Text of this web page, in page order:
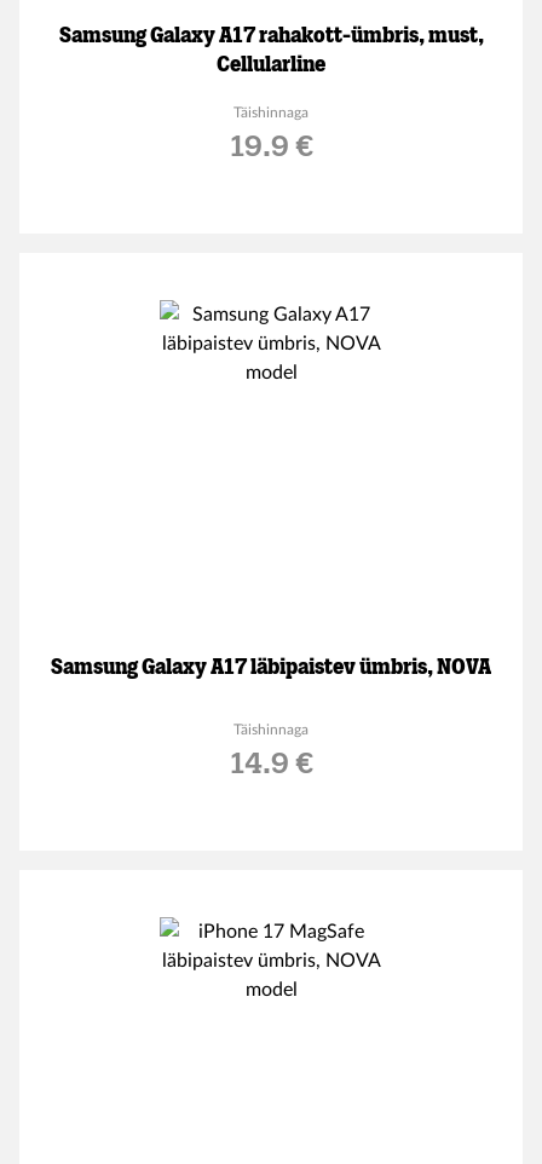
Samsung Galaxy A17 rahakott-ümbris, must,
Cellularline
Täishinnaga
19.9 €
Samsung Galaxy A17 läbipaistev ümbris, NOVA
Täishinnaga
14.9 €